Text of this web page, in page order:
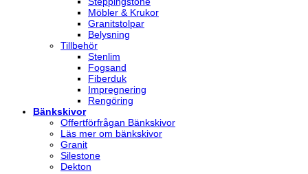
Möbler & Krukor
Granitstolpar
Belysning
Tillbehör
Stenlim
Fogsand
Fiberduk
Impregnering
Rengöring
Bänkskivor
Offertförfrågan Bänkskivor
Läs mer om bänkskivor
Granit
Silestone
Dekton